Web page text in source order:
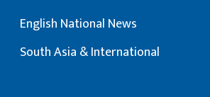
English National News
South Asia & International